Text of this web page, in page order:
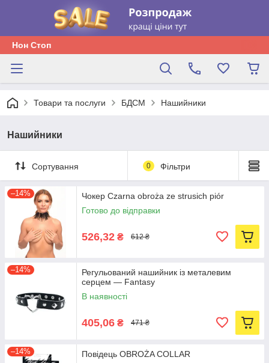
Нон Стоп
Товари та послуги БДСМ Нашийники
Нашийники
Сортування 0 Фільтри
–14%
Чокер Czarna obroża ze strusich piór
Готово до відправки
526,32 ₴ 612 ₴
–14%
Регульований нашийник із металевим
серцем — Fantasy
В наявності
405,06 ₴ 471 ₴
–14%
Повідець OBROŻA COLLAR